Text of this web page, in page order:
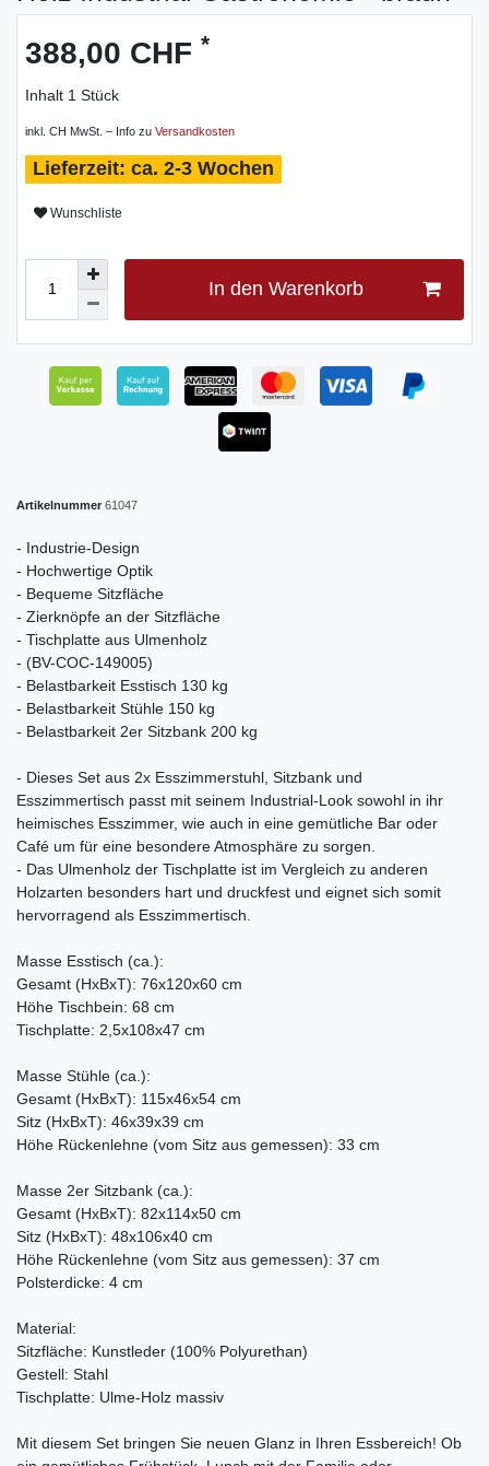
388,00 CHF *
Inhalt 1 Stück
inkl. CH MwSt. – Info zu Versandkosten
ca. 2-3 Wochen
Wunschliste
In den Warenkorb
Artikelnummer 61047
- Industrie-Design
- Hochwertige Optik
- Bequeme Sitzfläche
- Zierknöpfe an der Sitzfläche
- Tischplatte aus Ulmenholz
- (BV-COC-149005)
- Belastbarkeit Esstisch 130 kg
- Belastbarkeit Stühle 150 kg
- Belastbarkeit 2er Sitzbank 200 kg
- Dieses Set aus 2x Esszimmerstuhl, Sitzbank und
Esszimmertisch passt mit seinem Industrial-Look sowohl in ihr
heimisches Esszimmer, wie auch in eine gemütliche Bar oder
Café um für eine besondere Atmosphäre zu sorgen.
- Das Ulmenholz der Tischplatte ist im Vergleich zu anderen
Holzarten besonders hart und druckfest und eignet sich somit
hervorragend als Esszimmertisch.
Masse Esstisch (ca.):
Gesamt (HxBxT): 76x120x60 cm
Höhe Tischbein: 68 cm
Tischplatte: 2,5x108x47 cm
Masse Stühle (ca.):
Gesamt (HxBxT): 115x46x54 cm
Sitz (HxBxT): 46x39x39 cm
Höhe Rückenlehne (vom Sitz aus gemessen): 33 cm
Masse 2er Sitzbank (ca.):
Gesamt (HxBxT): 82x114x50 cm
Sitz (HxBxT): 48x106x40 cm
Höhe Rückenlehne (vom Sitz aus gemessen): 37 cm
Polsterdicke: 4 cm
Material:
Sitzfläche: Kunstleder (100% Polyurethan)
Gestell: Stahl
Tischplatte: Ulme-Holz massiv
Mit diesem Set bringen Sie neuen Glanz in Ihren Essbereich! Ob